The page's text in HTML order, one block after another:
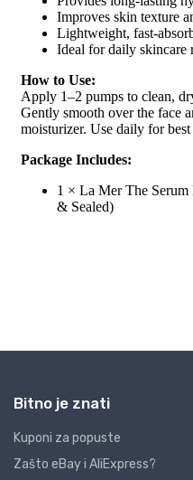
Bitno je znati
Kuponi za popuste
Zašto eBay i AliExpress?